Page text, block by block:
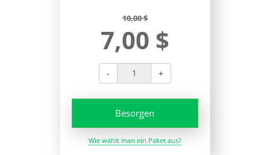
10,00 $
7,00 $
- +
Besorgen
Wie wählt man ein Paket aus?